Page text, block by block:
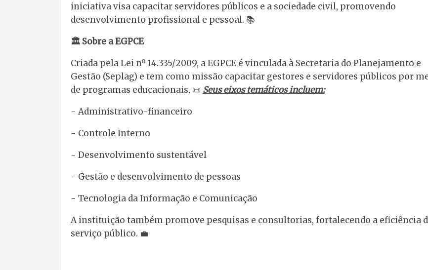
iniciativa visa capacitar servidores públicos e a sociedade civil, promovendo
desenvolvimento profissional e pessoal. 📚
🏛️ Sobre a EGPCE
Criada pela Lei nº 14.335/2009, a EGPCE é vinculada à Secretaria do Planejamento e
Gestão (Seplag) e tem como missão capacitar gestores e servidores públicos por
de programas educacionais. 📜 Seus eixos temáticos incluem:
- Administrativo-financeiro
- Controle Interno
- Desenvolvimento sustentável
- Gestão e desenvolvimento de pessoas
- Tecnologia da Informação e Comunicação
A instituição também promove pesquisas e consultorias, fortalecendo a eficiência
serviço público. 💼